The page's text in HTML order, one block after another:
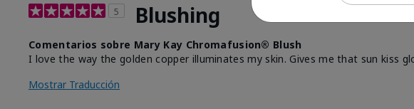
5 Blushing
Comentarios sobre Mary Kay Chromafusion® Blush
I love the way the golden copper illuminates my skin. Gives me that sun kiss
Mostrar Traducción